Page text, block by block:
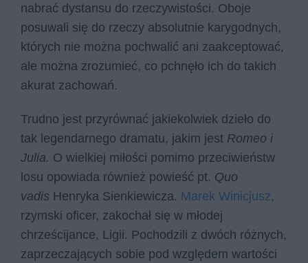
nabrać dystansu do rzeczywistości. Oboje
posuwali się do rzeczy absolutnie karygodnych,
których nie można pochwalić ani zaakceptować,
ale można zrozumieć, co pchnęło ich do takich
akurat zachowań.
Trudno jest przyrównać jakiekolwiek dzieło do
tak legendarnego dramatu, jakim jest Romeo i
Julia. O wielkiej miłości pomimo przeciwieństw
losu opowiada również powieść pt. Quo
vadis Henryka Sienkiewicza. Marek Winicjusz,
rzymski oficer, zakochał się w młodej
chrześcijance, Ligii. Pochodzili z dwóch różnych,
zaprzeczających sobie pod względem wartości